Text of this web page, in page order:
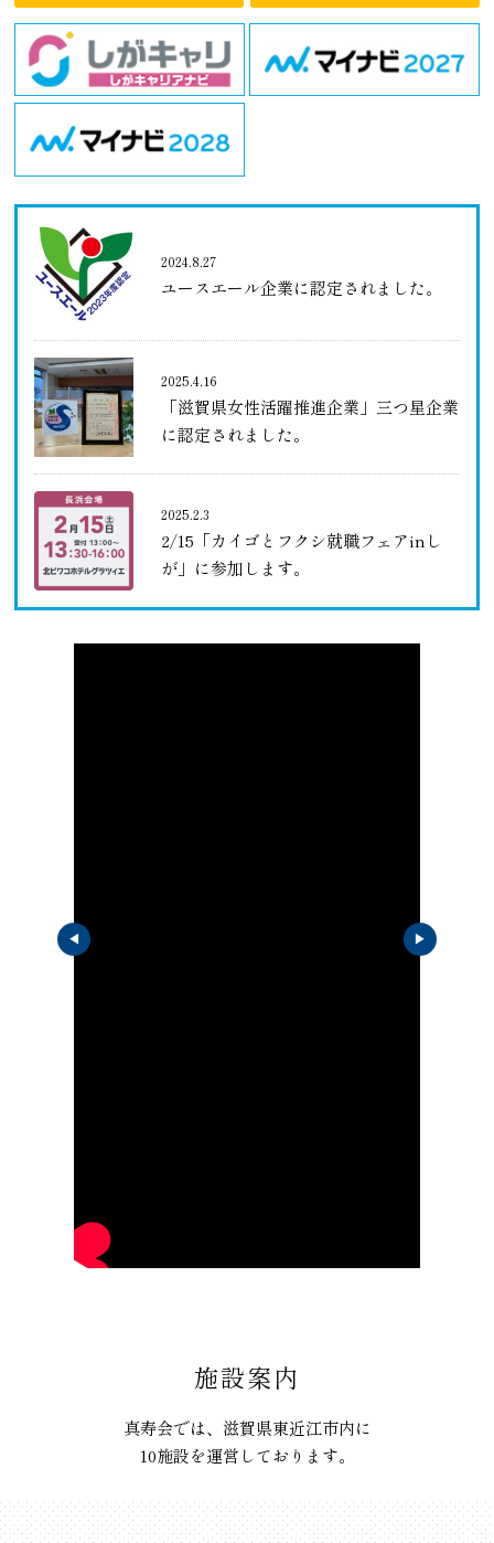
2024.8.27
ユースエール企業に認定されました。
2025.4.16
「滋賀県女性活躍推進企業」三つ星企業
に認定されました。
2025.2.3
2/15「カイゴとフクシ就職フェアinし
が」に参加します。
施設案内
真寿会では、滋賀県東近江市内に
10施設を運営しております。